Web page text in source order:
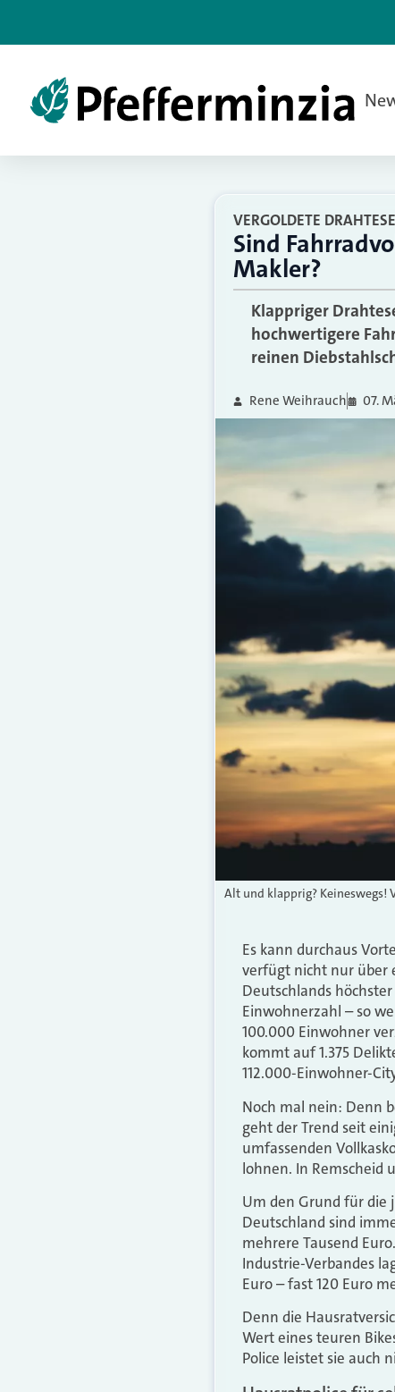
VERGOLDETE
Sind
Makler?
Klappriger
hochwertigere
reinen
Rene Weihrauch 07.
Alt und klapprig? Keineswegs!
Es kann durchaus
verfügt nicht nur über
Deutschlands
Einwohnerzahl – so
100.000 Einwohner
kommt auf 1.375
112.000-Einwohner-
Noch mal nein: Denn
geht der Trend seit
umfassenden
lohnen. In Remscheid
Um den Grund für die
Deutschland sind
mehrere Tausend
Industrie-Verbandes
Euro – fast 120 Euro
Denn die
Wert eines teuren
Police leistet sie auch